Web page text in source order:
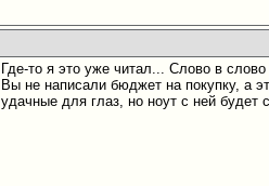
Где-то я это уже читал... Слово в слово
Вы не написали бюджет на покупку, а
удачные для глаз, но ноут с ней будет